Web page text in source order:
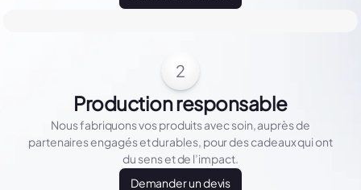
2
Production responsable
Nous fabriquons vos produits avec soin, auprès de
partenaires engagés et durables, pour des cadeaux qui ont
du sens et de l’impact.
Demander un devis